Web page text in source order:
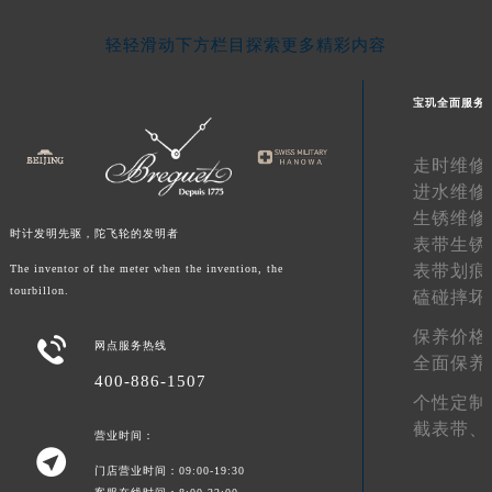
青海省西宁市城西区海湖新区西关大道宝玑售后服务中心（需提前预约）
青海省玉树藏族自治州结古镇胜利路宝玑售后服务中心（需提前预约）
陕西省安康市汉滨区金州路宝玑售后服务中心（需提前预约）
陕西省宝鸡市渭滨区经二路宝玑售后服务中心（需提前预约）
陕西省汉中市汉台区北大街宝玑售后服务中心（需提前预约）
陕西省商洛市商州区州城街宝玑售后服务中心（需提前预约）
陕西省铜川市王益区红旗街宝玑售后服务中心（需提前预约）
陕西省渭南市临渭区东风大街宝玑售后服务中心（需提前预约）
陕西省延安市宝塔区中心街宝玑售后服务中心（需提前预约）
轻轻滑动下方栏目探索更多精彩内容
时计发明先驱，陀飞轮的发明者
The inventor of the meter when the invention, the
tourbillon.
 网点服务热线
400-886-1507

营业时间：
门店营业时间：09:00-19:30
宝玑全面服务
走时维修
进水维修
生锈维修
表带生锈
表带划痕
磕碰摔坏
保养价格
全面保养
个性定制
截表带、